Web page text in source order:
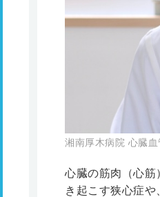
湘南厚木病院 心臓
心臓の筋肉（心筋
き起こす狭心症